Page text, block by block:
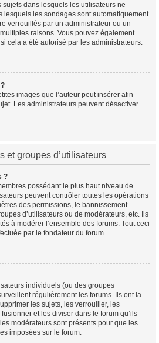
sujets dans lesquels les utilisateurs ne
lesquels les sondages sont automatiquement
verrouillés par un administrateur ou un
raisons. Vous pouvez également
cela a été autorisé par les administrateurs.
images que l’auteur peut insérer afin
Les administrateurs peuvent désactiver
et groupes d’utilisateurs
?
possédant le plus haut niveau de
peuvent contrôler toutes les opérations
des permissions, le bannissement
d’utilisateurs ou de modérateurs, etc. Ils
à modérer l’ensemble des forums. Tout ceci
par le fondateur du forum.
individuels (ou des groupes
régulièrement les forums. Ils ont la
les sujets, les verrouiller, les
et les diviser dans le forum qu’ils
modérateurs sont présents pour que les
imposées sur le forum.